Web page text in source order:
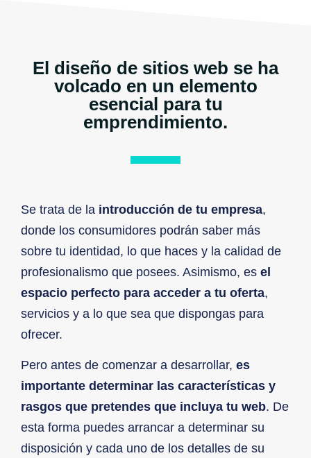
El diseño de sitios web se ha
volcado en un elemento
esencial para tu
emprendimiento.
Se trata de la introducción de tu empresa,
donde los consumidores podrán saber más
sobre tu identidad, lo que haces y la calidad de
profesionalismo que posees. Asimismo, es el
espacio perfecto para acceder a tu oferta,
servicios y a lo que sea que dispongas para
ofrecer.
Pero antes de comenzar a desarrollar, es
importante determinar las características y
rasgos que pretendes que incluya tu web. De
esta forma puedes arrancar a determinar su
disposición y cada uno de los detalles de su